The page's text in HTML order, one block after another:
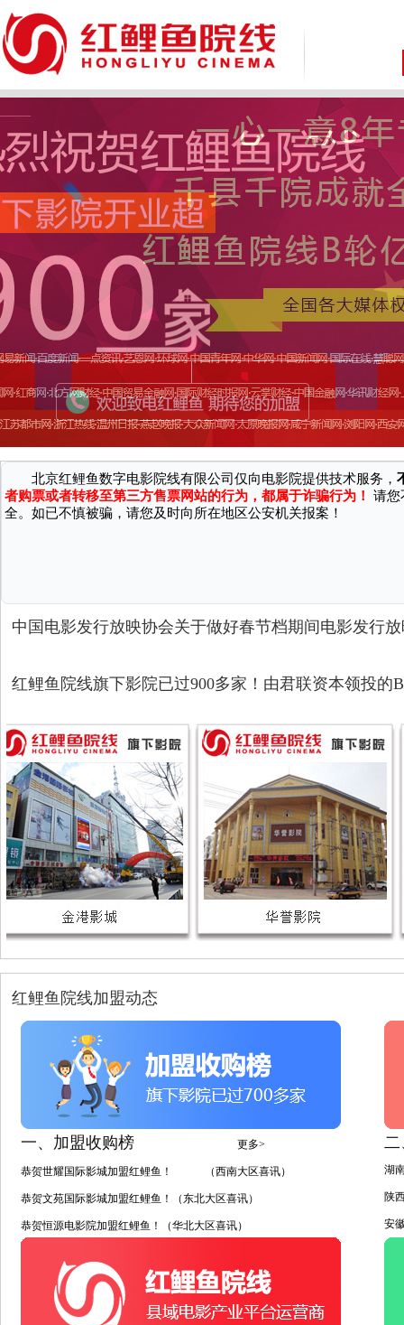
致 尊敬的广大消费者：
因近期接到国家机关反馈，有不法分子通过微信、第三方网站/软件等
广大消费者严正声明：
北京红鲤鱼数字电影院线有限公司仅向电影院提供技术服务，
者购票或者转移至第三方售票网站的行为，都属于诈骗行为！请您
全。如已不慎被骗，请您及时向所在地区公安机关报案！
中国电影发行放映协会关于做好春节档期间电影发行
红鲤鱼院线旗下影院已过900多家！由君联资本领投的
红鲤鱼院线加盟动态
一、加盟收购榜 更多>
恭贺世耀国际影城加盟红鲤鱼！ （西南大区喜讯）
恭贺文苑国际影城加盟红鲤鱼！（东北大区喜讯）
恭贺恒源电影院加盟红鲤鱼！（华北大区喜讯）
二
湖
陕
安